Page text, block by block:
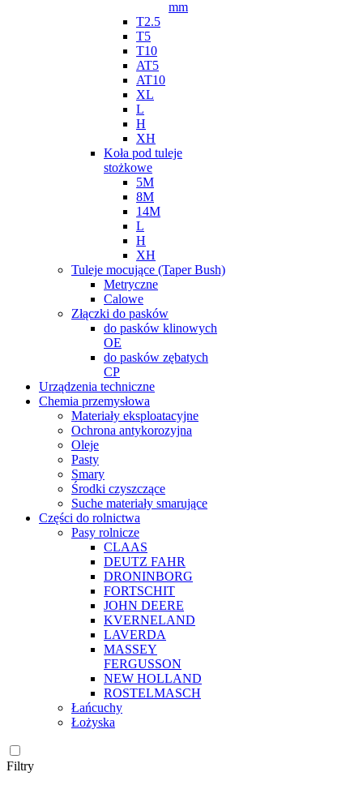
mm
T2.5
T5
T10
AT5
AT10
XL
L
H
XH
Koła pod tuleje
stożkowe
5M
8M
14M
L
H
XH
Tuleje mocujące (Taper Bush)
Metryczne
Calowe
Złączki do pasków
do pasków klinowych
OE
do pasków zębatych
CP
Urządzenia techniczne
Chemia przemysłowa
Materiały eksploatacyjne
Ochrona antykorozyjna
Oleje
Pasty
Smary
Środki czyszczące
Suche materiały smarujące
Części do rolnictwa
Pasy rolnicze
CLAAS
DEUTZ FAHR
DRONINBORG
FORTSCHIT
JOHN DEERE
KVERNELAND
LAVERDA
MASSEY
FERGUSSON
NEW HOLLAND
ROSTELMASCH
Łańcuchy
Łożyska
Filtry